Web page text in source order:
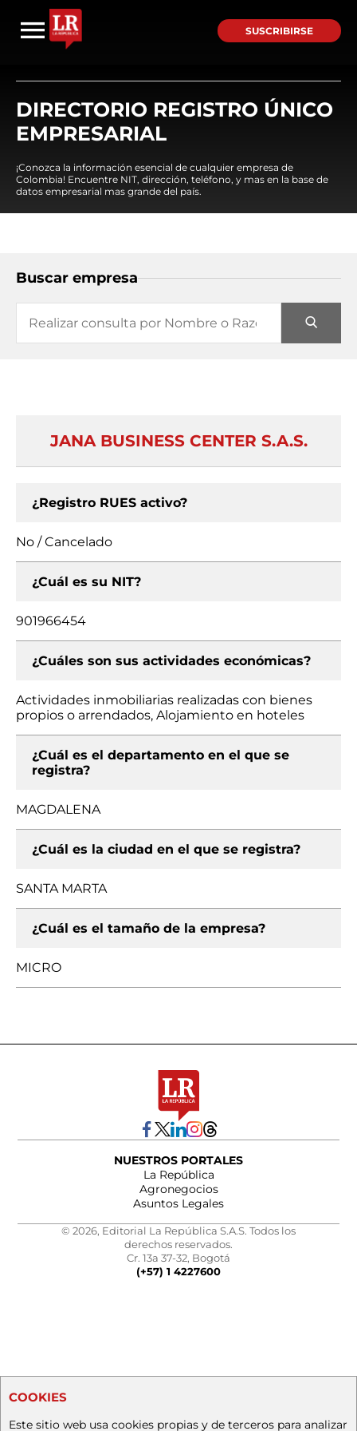
SUSCRIBIRSE
DIRECTORIO REGISTRO ÚNICO
EMPRESARIAL
¡Conozca la información esencial de cualquier empresa de
Colombia! Encuentre NIT, dirección, teléfono, y mas en la base de
datos empresarial mas grande del país.
Buscar empresa
JANA BUSINESS CENTER S.A.S.
¿Registro RUES activo?
No / Cancelado
¿Cuál es su NIT?
901966454
¿Cuáles son sus actividades económicas?
Actividades inmobiliarias realizadas con bienes
propios o arrendados, Alojamiento en hoteles
¿Cuál es el departamento en el que se
registra?
MAGDALENA
¿Cuál es la ciudad en el que se registra?
SANTA MARTA
¿Cuál es el tamaño de la empresa?
MICRO
NUESTROS PORTALES
La República
Agronegocios
Asuntos Legales
© 2026, Editorial La República S.A.S. Todos los
derechos reservados.
Cr. 13a 37-32, Bogotá
(+57) 1 4227600
COOKIES
Este sitio web usa cookies propias y de terceros para analizar